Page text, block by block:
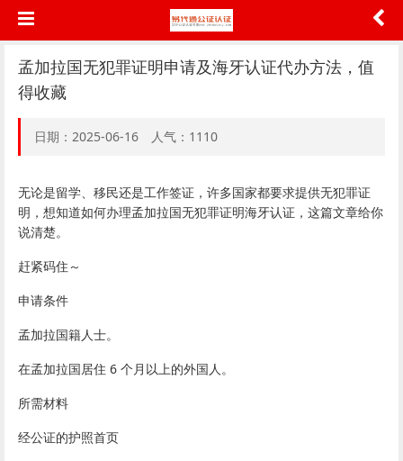
孟加拉国无犯罪证明申请及海牙认证代办方法，值
得收藏
日期：2025-06-16 人气：1110
无论是留学、移民还是工作签证，许多国家都要求提供无犯罪证
明，想知道如何办理孟加拉国无犯罪证明海牙认证，这篇文章给你
说清楚。
赶紧码住～
申请条件
孟加拉国籍人士。
在孟加拉国居住 6 个月以上的外国人。
所需材料
经公证的护照首页